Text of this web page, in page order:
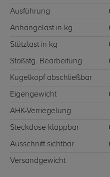
Ausführung
Anhängelast in kg
Stützlast in kg
Stoßstg. Bearbeitung
Kugelkopf abschließbar
Eigengewicht
AHK-Verriegelung
Steckdose klappbar
Ausschnitt sichtbar
Versandgewicht